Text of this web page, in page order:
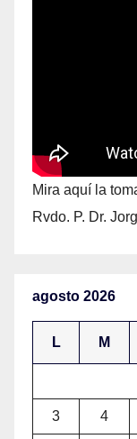
Mira aquí la
Rvdo. P. Dr.
agosto 2026
L M
3 4